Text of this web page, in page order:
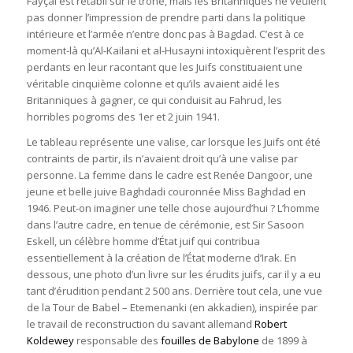
pas donner l’impression de prendre parti dans la politique
intérieure et l’armée n’entre donc pas à Bagdad. C’est à ce
moment-là qu’Al-Kailani et al-Husayni intoxiquèrent l’esprit des
perdants en leur racontant que les Juifs constituaient une
véritable cinquième colonne et qu’ils avaient aidé les
Britanniques à gagner, ce qui conduisit au Fahrud, les
horribles pogroms des 1er et 2 juin 1941.
Le tableau représente une valise, car lorsque les Juifs ont été
contraints de partir, ils n’avaient droit qu’à une valise par
personne. La femme dans le cadre est Renée Dangoor, une
jeune et belle juive Baghdadi couronnée Miss Baghdad en
1946. Peut-on imaginer une telle chose aujourd’hui ? L’homme
dans l’autre cadre, en tenue de cérémonie, est Sir Sasoon
Eskell, un célèbre homme d’État juif qui contribua
essentiellement à la création de l’État moderne d’Irak. En
dessous, une photo d’un livre sur les érudits juifs, car il y a eu
tant d’érudition pendant 2 500 ans. Derrière tout cela, une vue
de la Tour de Babel – Etemenanki (en akkadien), inspirée par
le travail de reconstruction du savant allemand Robert
Koldeweyresponsable des fouilles de Babylone de 1899 à